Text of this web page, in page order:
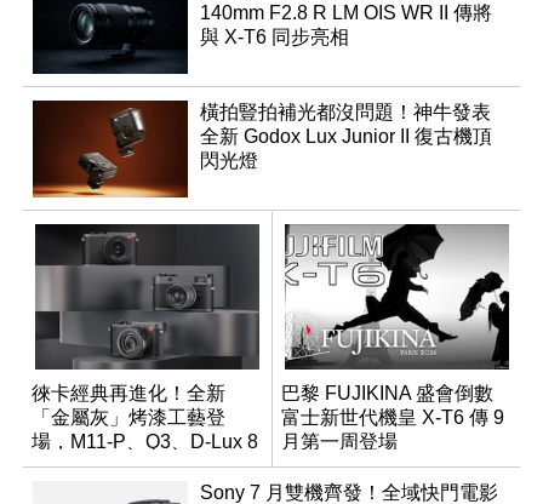
140mm F2.8 R LM OIS WR II 傳將
與 X-T6 同步亮相
橫拍豎拍補光都沒問題！神牛發表
全新 Godox Lux Junior II 復古機頂
閃光燈
徠卡經典再進化！全新
「金屬灰」烤漆工藝登
場，M11-P、Q3、D-Lux 8
領銜換裝
巴黎 FUJIKINA 盛會倒數
富士新世代機皇 X-T6 傳 9
月第一周登場
Sony 7 月雙機齊發！全域快門電影